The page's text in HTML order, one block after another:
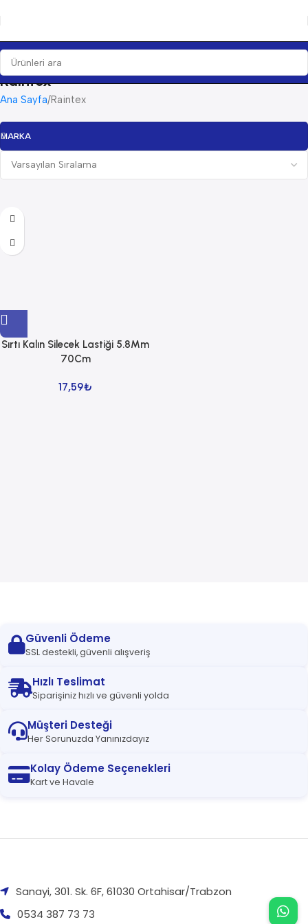
Raintex
Ana Sayfa Raintex
MARKA
Sırtı Kalın Silecek Lastiği 5.8Mm
70Cm
17,59₺
Güvenli Ödeme
SSL destekli, güvenli alışveriş
Hızlı Teslimat
Siparişiniz hızlı ve güvenli yolda
Müşteri Desteği
Her Sorunuzda Yanınızdayız
Kolay Ödeme Seçenekleri
Kart ve Havale
Sanayi, 301. Sk. 6F, 61030 Ortahisar/Trabzon
0534 387 73 73